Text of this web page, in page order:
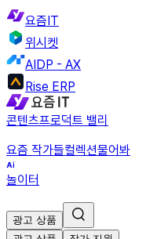
요즘IT
위시켓
AIDP - AX
Rise ERP
콘텐츠프로덕트 밸리
요즘 작가들컬렉션물어봐
놀이터
광고 상품